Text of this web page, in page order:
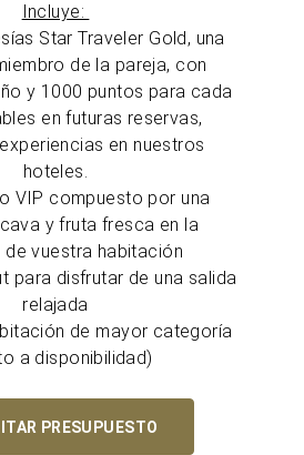
Incluye:
Star Traveler Gold, una
de la pareja, con
y 1000 puntos para cada
en futuras reservas,
en nuestros
hoteles.
VIP compuesto por una
y fruta fresca en la
de vuestra habitación
para disfrutar de una salida
relajada
de mayor categoría
a disponibilidad)
PRESUPUESTO